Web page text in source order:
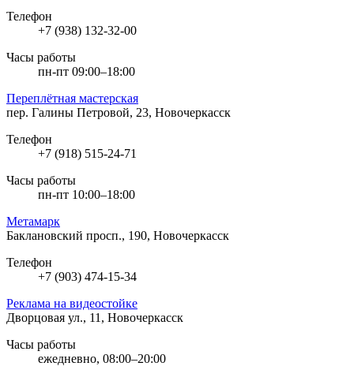
Телефон
+7 (938) 132-32-00
Часы работы
пн-пт 09:00–18:00
Переплётная мастерская
пер. Галины Петровой, 23, Новочеркасск
Телефон
+7 (918) 515-24-71
Часы работы
пн-пт 10:00–18:00
Метамарк
Баклановский просп., 190, Новочеркасск
Телефон
+7 (903) 474-15-34
Реклама на видеостойке
Дворцовая ул., 11, Новочеркасск
Часы работы
ежедневно, 08:00–20:00